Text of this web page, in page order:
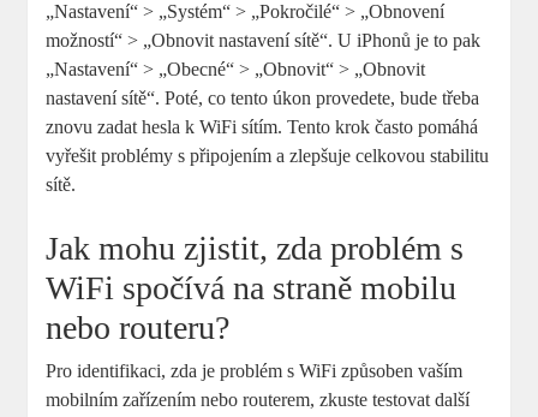
„Nastavení“ > „Systém“ > „Pokročilé“ > „Obnovení
možností“ > „Obnovit nastavení sítě“. U iPhonů je to pak
„Nastavení“ > „Obecné“ > „Obnovit“ > „Obnovit
nastavení sítě“. Poté, co tento úkon provedete, bude třeba
znovu zadat hesla k WiFi sítím. Tento krok často pomáhá
vyřešit problémy s připojením a zlepšuje celkovou stabilitu
sítě.
Jak mohu zjistit, zda problém s
WiFi spočívá na straně mobilu
nebo routeru?
Pro identifikaci, zda je problém s WiFi způsoben vaším
mobilním zařízením nebo routerem, zkuste testovat další